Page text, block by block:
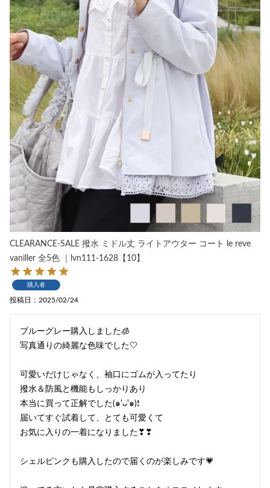
CLEARANCE-SALE 撥水 ミドル丈 ライトアウター コート le reve
vaniller 全5色 ｜lvn111-1628【10】
購入者
投稿日 2025/02/24
ブルーグレー購入しました🧊
写真通りの綺麗な色味でした🤍
可愛いだけじゃなく、袖口にゴムが入ってたり
撥水＆防風と機能もしっかりあり
本当に買って正解でした(๑'ᴗ'๑)❗︎
届いてすぐ試着して、とても可愛くて
お気に入りの一着になりました❣❣
シェルピンクも購入したので届くのが楽しみです💗